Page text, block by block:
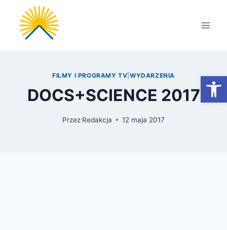
Przejdź
treści
FILMY I PROGRAMY TV WYDARZENIA
DOCS+SCIENCE 2017
Przez Redakcja 12 maja 2017